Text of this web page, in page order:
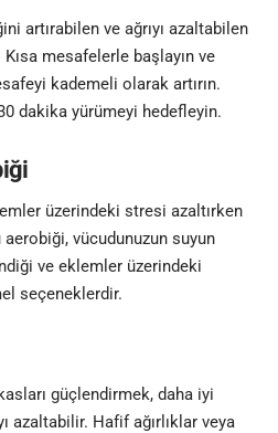
artırabilen ve ağrıyı azaltabilen
mesafelerle başlayın ve
kademeli olarak artırın.
dakika yürümeyi hedefleyin.
üzerindeki stresi azaltırken
vücudunuzun suyun
ve eklemler üzerindeki
seçeneklerdir.
güçlendirmek, daha iyi
azaltabilir. Hafif ağırlıklar veya